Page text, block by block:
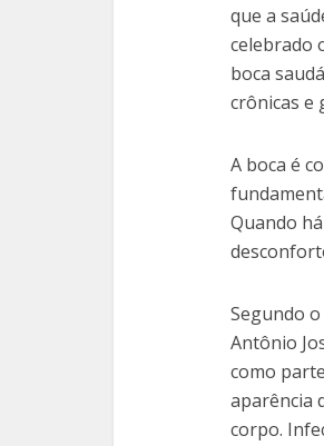
que a
celebrado
boca
crônicas e
A boca é
Quando
Segundo
Antônio
como
aparência
corpo.